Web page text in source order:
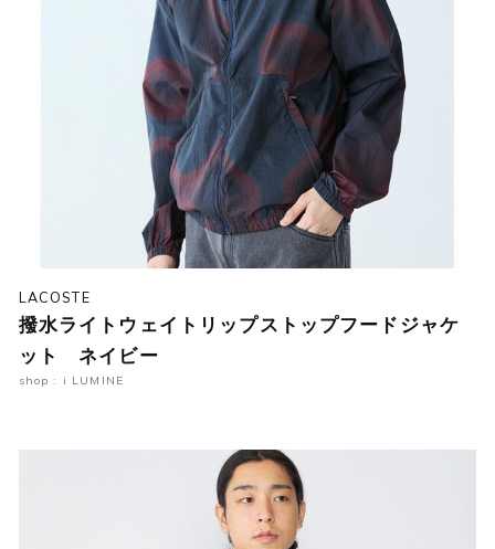
LACOSTE
撥水ライトウェイトリップストップフードジャケ
ット ネイビー
shop : i LUMINE